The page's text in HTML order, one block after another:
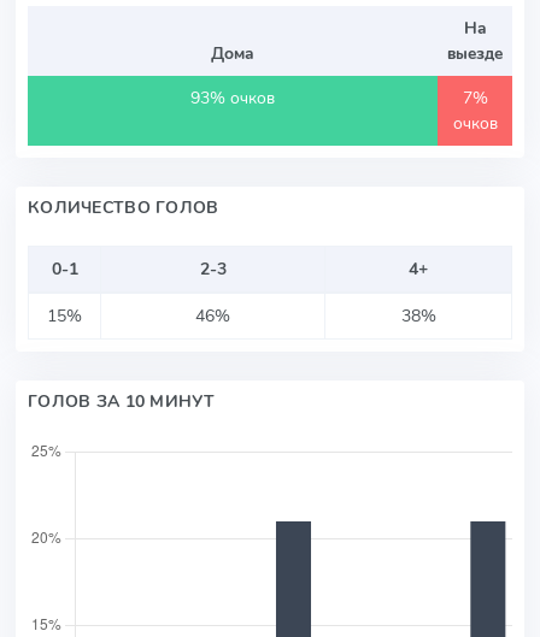
Дома
На
выезде
93% очков
7%
очков
КОЛИЧЕСТВО ГОЛОВ
0-1 2-3
4+
15%
46% 38%
ГОЛОВ ЗА 10 МИНУТ